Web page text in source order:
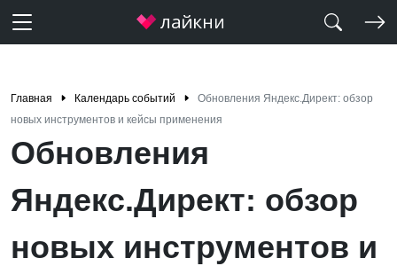
Главная Календарь событий
Обновления Яндекс.Директ: обзор
новых инструментов и кейсы применения
Обновления
Яндекс.Директ: обзор
новых инструментов и